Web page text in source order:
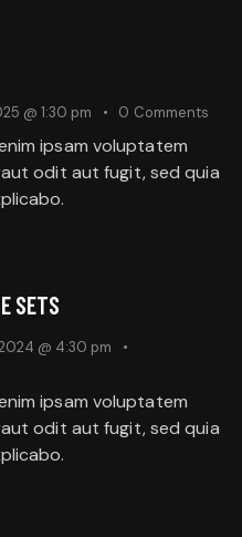
@ 1:30 pm 0 Comments
ipsam voluptatem
odit aut fugit, sed quia
SETS
@ 4:30 pm
ipsam voluptatem
odit aut fugit, sed quia